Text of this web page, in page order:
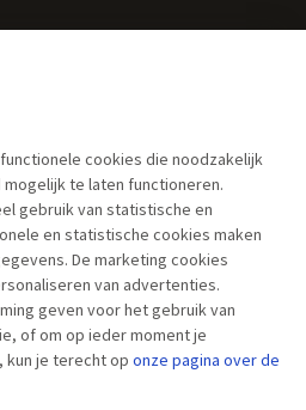
functionele cookies die noodzakelijk
te laten functioneren.
gebruik van statistische en
en statistische cookies maken
De marketing cookies
van advertenties.
geven voor het gebruik van
of om op ieder moment je
kun je terecht op onze pagina overde